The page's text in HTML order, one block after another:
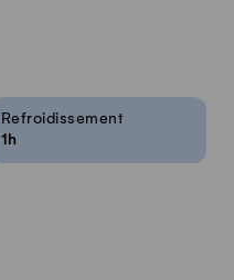
Refroidissement
1h